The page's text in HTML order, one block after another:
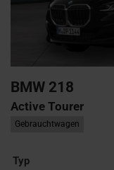
BMW 218
Active Tourer
Gebrauchtwagen
Typ